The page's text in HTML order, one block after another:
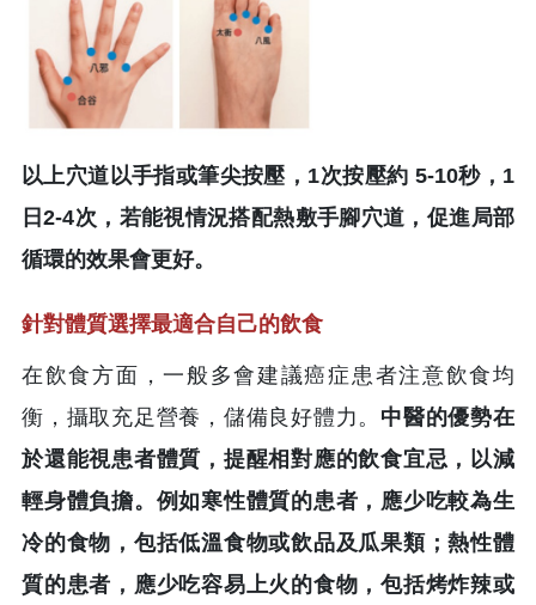
以上穴道以手指或筆尖按壓，1次按壓約 5-10秒，1
日2-4次，若能視情況搭配熱敷手腳穴道，促進局部
循環的效果會更好。
針對體質選擇最適合自己的飲食
在飲食方面，一般多會建議癌症患者注意飲食均
衡，攝取充足營養，儲備良好體力。 中醫的優勢在
於還能視患者體質，提醒相對應的飲食宜忌，以減
輕身體負擔。例如寒性體質的患者，應少吃較為生
冷的食物，包括低溫食物或飲品及瓜果類；熱性體
質的患者，應少吃容易上火的食物，包括烤炸辣或